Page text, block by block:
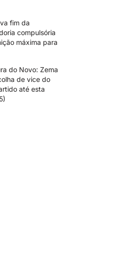
fim da
compulsória
máxima para
do Novo: Zema
de vice do
até esta